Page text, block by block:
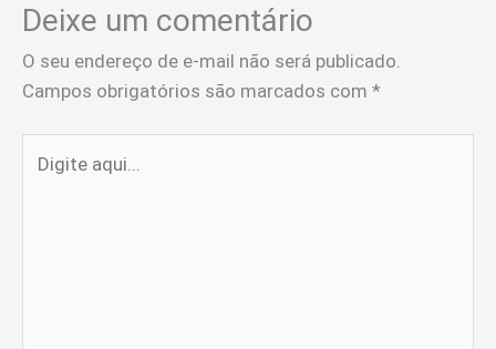
Deixe um comentário
O seu endereço de e-mail não será publicado.
Campos obrigatórios são marcados com *
aqui...